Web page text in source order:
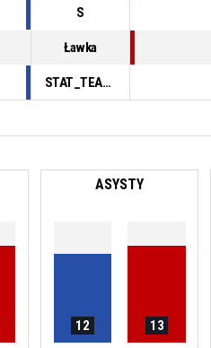
S
Ławka
STAT_TEAMMATCH_BASKETBALL_sPointsFastBreak_ABBREV
ASYSTY
12 13